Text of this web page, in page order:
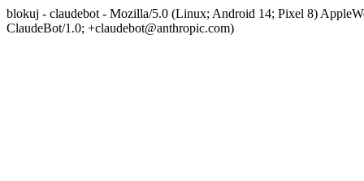
blokuj - claudebot - Mozilla/5.0 (Linux; Android 14; Pixel 8)
ClaudeBot/1.0; +claudebot@anthropic.com)